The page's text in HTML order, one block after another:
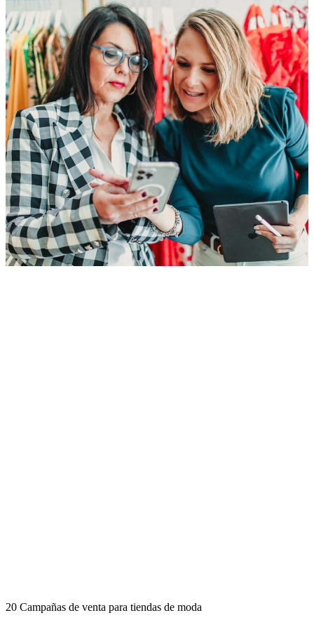
20 Campañas de venta para tiendas de moda